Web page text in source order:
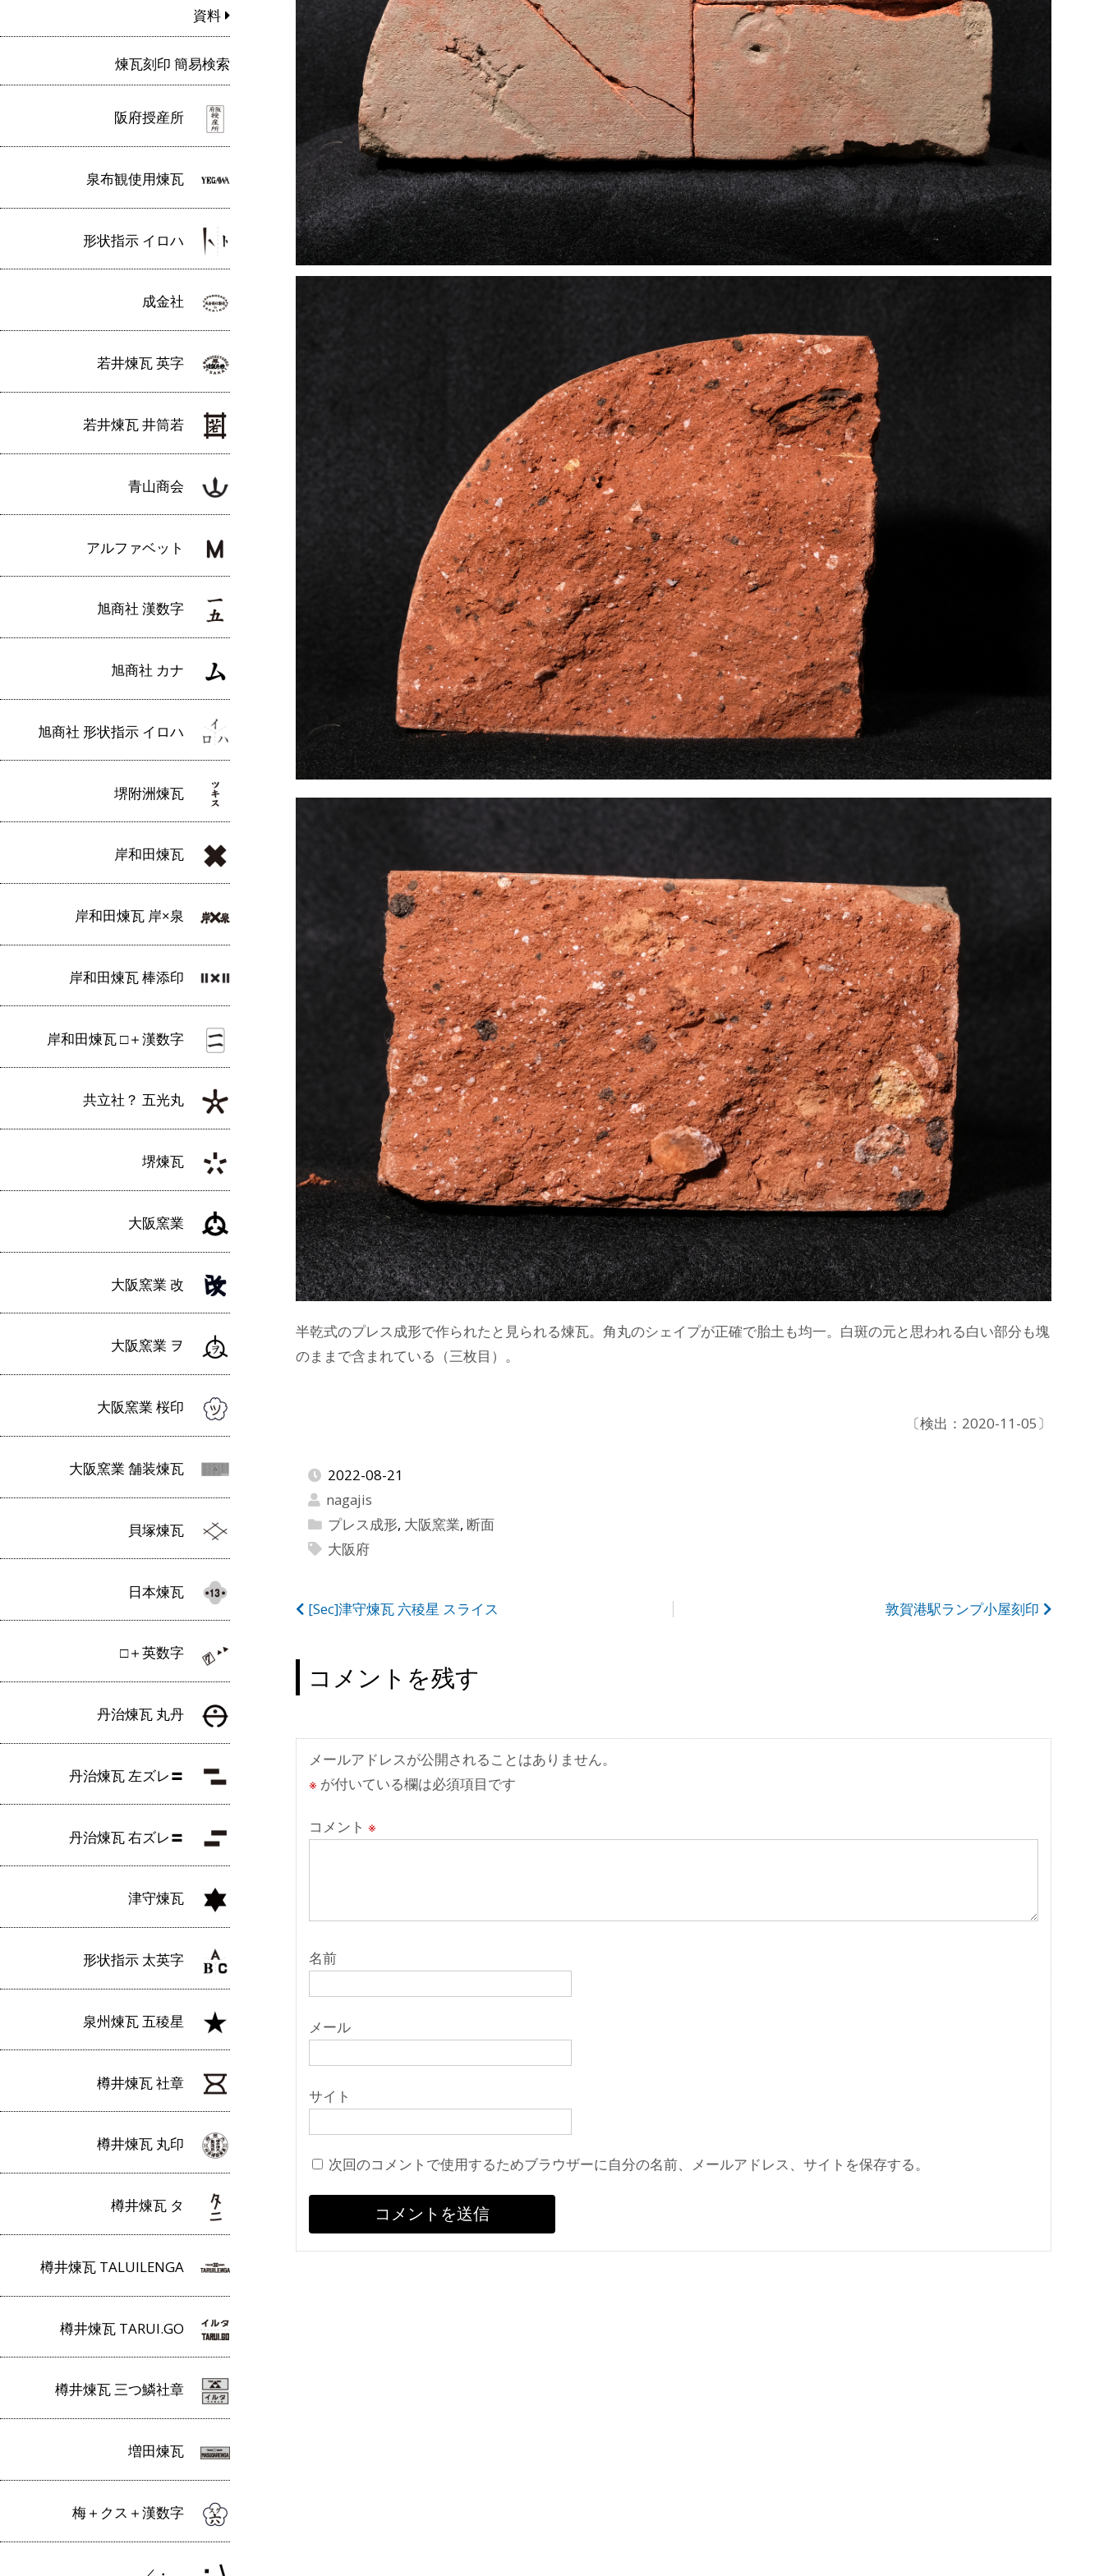
資料
煉瓦刻印 簡易検索
阪府授産所
泉布観使用煉瓦
形状指示 イロハ
成金社
若井煉瓦 英字
若井煉瓦 井筒若
青山商会
アルファベット
旭商社 漢数字
旭商社 カナ
旭商社 形状指示 イロハ
堺附洲煉瓦
岸和田煉瓦
岸和田煉瓦 岸×泉
岸和田煉瓦 棒添印
岸和田煉瓦 □＋漢数字
共立社？ 五光丸
堺煉瓦
大阪窯業
大阪窯業 改
大阪窯業 ヲ
大阪窯業 桜印
大阪窯業 舗装煉瓦
貝塚煉瓦
日本煉瓦
□＋英数字
丹治煉瓦 丸丹
丹治煉瓦 左ズレ〓
丹治煉瓦 右ズレ〓
津守煉瓦
形状指示 太英字
泉州煉瓦 五稜星
樽井煉瓦 社章
樽井煉瓦 丸印
樽井煉瓦 タ
樽井煉瓦 TALUILENGA
樽井煉瓦 TARUI.GO
樽井煉瓦 三つ鱗社章
増田煉瓦
梅＋クス＋漢数字
半乾式のプレス成形で作られたと見られる煉瓦。角丸のシェイプが正確で胎土も均一。白斑の元と思われる白い部分も塊
のままで含まれている（三枚目）。
〔検出：2020-11-05〕
2022-08-21
nagajis
プレス成形, 大阪窯業, 断面
大阪府
投
ナ
ビ
ゲ
ー
シ
ョ
ン
敦賀港駅ランプ小屋刻印
[Sec]津守煉瓦 六稜星 スライス
コメントを残す
メールアドレスが公開されることはありません。
※ が付いている欄は必須項目です
コメント ※
名前
メール
サイト
次回のコメントで使用するためブラウザーに自分の名前、メールアドレス、サイトを保存する。